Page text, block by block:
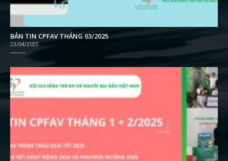
BẢN TIN CPFAV THÁNG 03/2025
23/04/2025